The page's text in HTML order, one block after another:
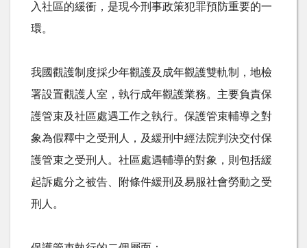
入社區的緩衝，是現今刑事政策犯罪預防重要的一
環。
我國觀護制度採少年觀護及成年觀護雙軌制，地檢
署設置觀護人室，執行成年觀護業務。主要負責保
護管束及社區處遇工作之執行。保護管束輔導之對
象為假釋中之受刑人，及緩刑中經法院判決交付保
護管束之受刑人。社區處遇輔導的對象，則包括緩
起訴處分之被告、附條件緩刑及易服社會勞動之受
刑人。